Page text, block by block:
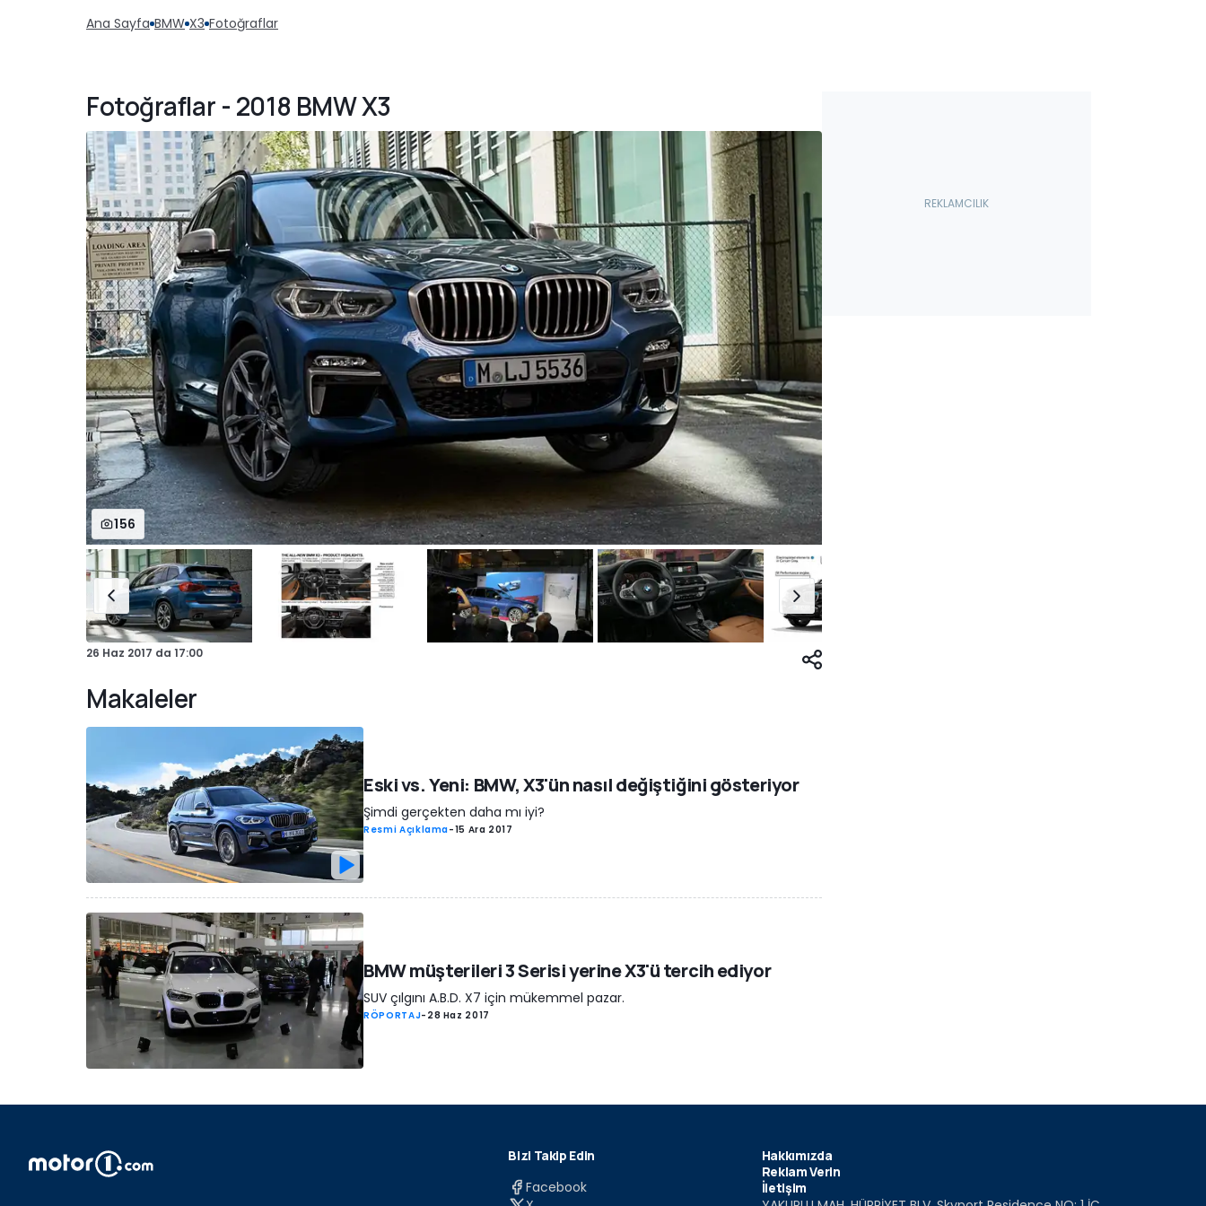
Ana Sayfa BMW X3 Fotoğraflar
Fotoğraflar - 2018 BMW X3
156
26 Haz 2017 da 17:00
Makaleler
Eski vs. Yeni: BMW, X3'ün nasıl değiştiğini gösteriyor
Şimdi gerçekten daha mı iyi?
Resmi Açıklama-15 Ara 2017
BMW müşterileri 3 Serisi yerine X3'ü tercih ediyor
SUV çılgını A.B.D. X7 için mükemmel pazar.
RÖPORTAJ- 28 Haz 2017
Bizi Takip Edin
Facebook
Hakkımızda
Reklam Verin
İletişim